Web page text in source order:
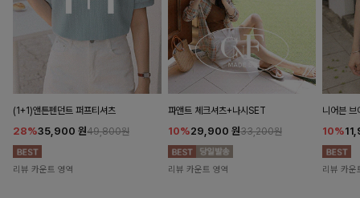
(1+1)앤튼펜던트 퍼프티셔츠
28%35,900 원49,800원
리뷰 카운트 영역
파앤트 체크셔츠+나시SET
10%29,900 원33,200원
리뷰 카운트 영역
니어븐 브
10%
리뷰 카운